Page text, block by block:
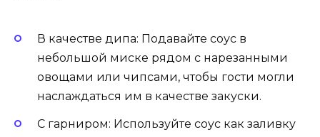
В качестве дипа: Подавайте соус в
небольшой миске рядом с нарезанными
овощами или чипсами, чтобы гости могли
наслаждаться им в качестве закуски.
С гарниром: Используйте соус как заливку